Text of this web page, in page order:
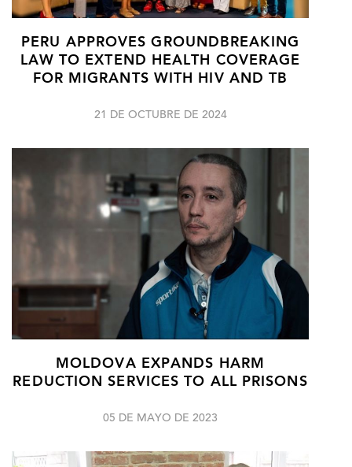
PERU APPROVES GROUNDBREAKING
LAW TO EXTEND HEALTH COVERAGE
FOR MIGRANTS WITH HIV AND TB
21 DE OCTUBRE DE 2024
MOLDOVA EXPANDS HARM
REDUCTION SERVICES TO ALL PRISONS
05 DE MAYO DE 2023